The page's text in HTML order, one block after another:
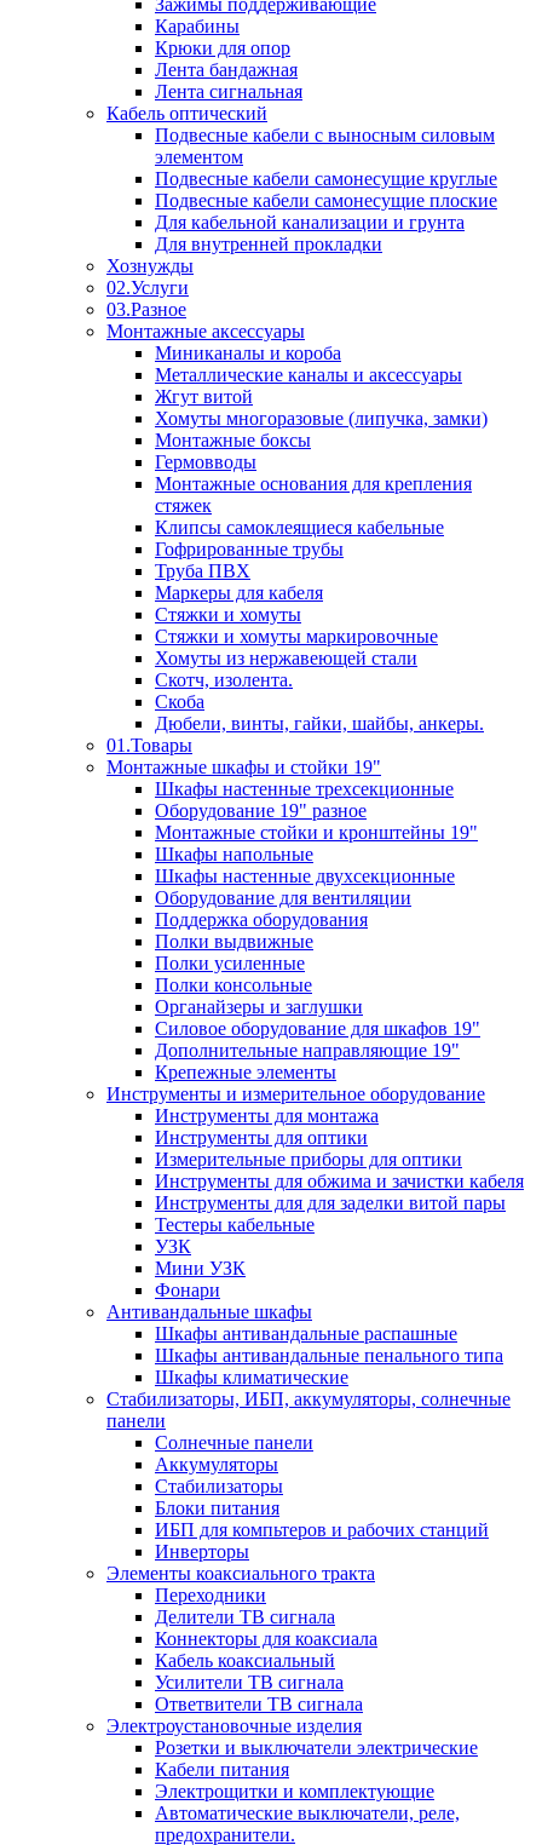
Зажимы поддерживающие
Карабины
Крюки для опор
Лента бандажная
Лента сигнальная
Кабель оптический
Подвесные кабели с выносным силовым
элементом
Подвесные кабели самонесущие круглые
Подвесные кабели самонесущие плоские
Для кабельной канализации и грунта
Для внутренней прокладки
Хознужды
02.Услуги
03.Разное
Монтажные аксессуары
Миниканалы и короба
Металлические каналы и аксессуары
Жгут витой
Хомуты многоразовые (липучка, замки)
Монтажные боксы
Гермовводы
Монтажные основания для крепления
стяжек
Клипсы самоклеящиеся кабельные
Гофрированные трубы
Труба ПВХ
Маркеры для кабеля
Стяжки и хомуты
Стяжки и хомуты маркировочные
Хомуты из нержавеющей стали
Скотч, изолента.
Скоба
Дюбели, винты, гайки, шайбы, анкеры.
01.Товары
Монтажные шкафы и стойки 19"
Шкафы настенные трехсекционные
Оборудование 19" разное
Монтажные стойки и кронштейны 19"
Шкафы напольные
Шкафы настенные двухсекционные
Оборудование для вентиляции
Поддержка оборудования
Полки выдвижные
Полки усиленные
Полки консольные
Органайзеры и заглушки
Силовое оборудование для шкафов 19"
Дополнительные направляющие 19"
Крепежные элементы
Инструменты и измерительное оборудование
Инструменты для монтажа
Инструменты для оптики
Измерительные приборы для оптики
Инструменты для обжима и зачистки кабеля
Инструменты для для заделки витой пары
Тестеры кабельные
УЗК
Мини УЗК
Фонари
Антивандальные шкафы
Шкафы антивандальные распашные
Шкафы антивандальные пенального типа
Шкафы климатические
Стабилизаторы, ИБП, аккумуляторы, солнечные
панели
Солнечные панели
Аккумуляторы
Стабилизаторы
Блоки питания
ИБП для компьтеров и рабочих станций
Инверторы
Элементы коаксиального тракта
Переходники
Делители ТВ сигнала
Коннекторы для коаксиала
Кабель коаксиальный
Усилители ТВ сигнала
Ответвители ТВ сигнала
Электроустановочные изделия
Розетки и выключатели электрические
Кабели питания
Электрощитки и комплектующие
Автоматические выключатели, реле,
предохранители.